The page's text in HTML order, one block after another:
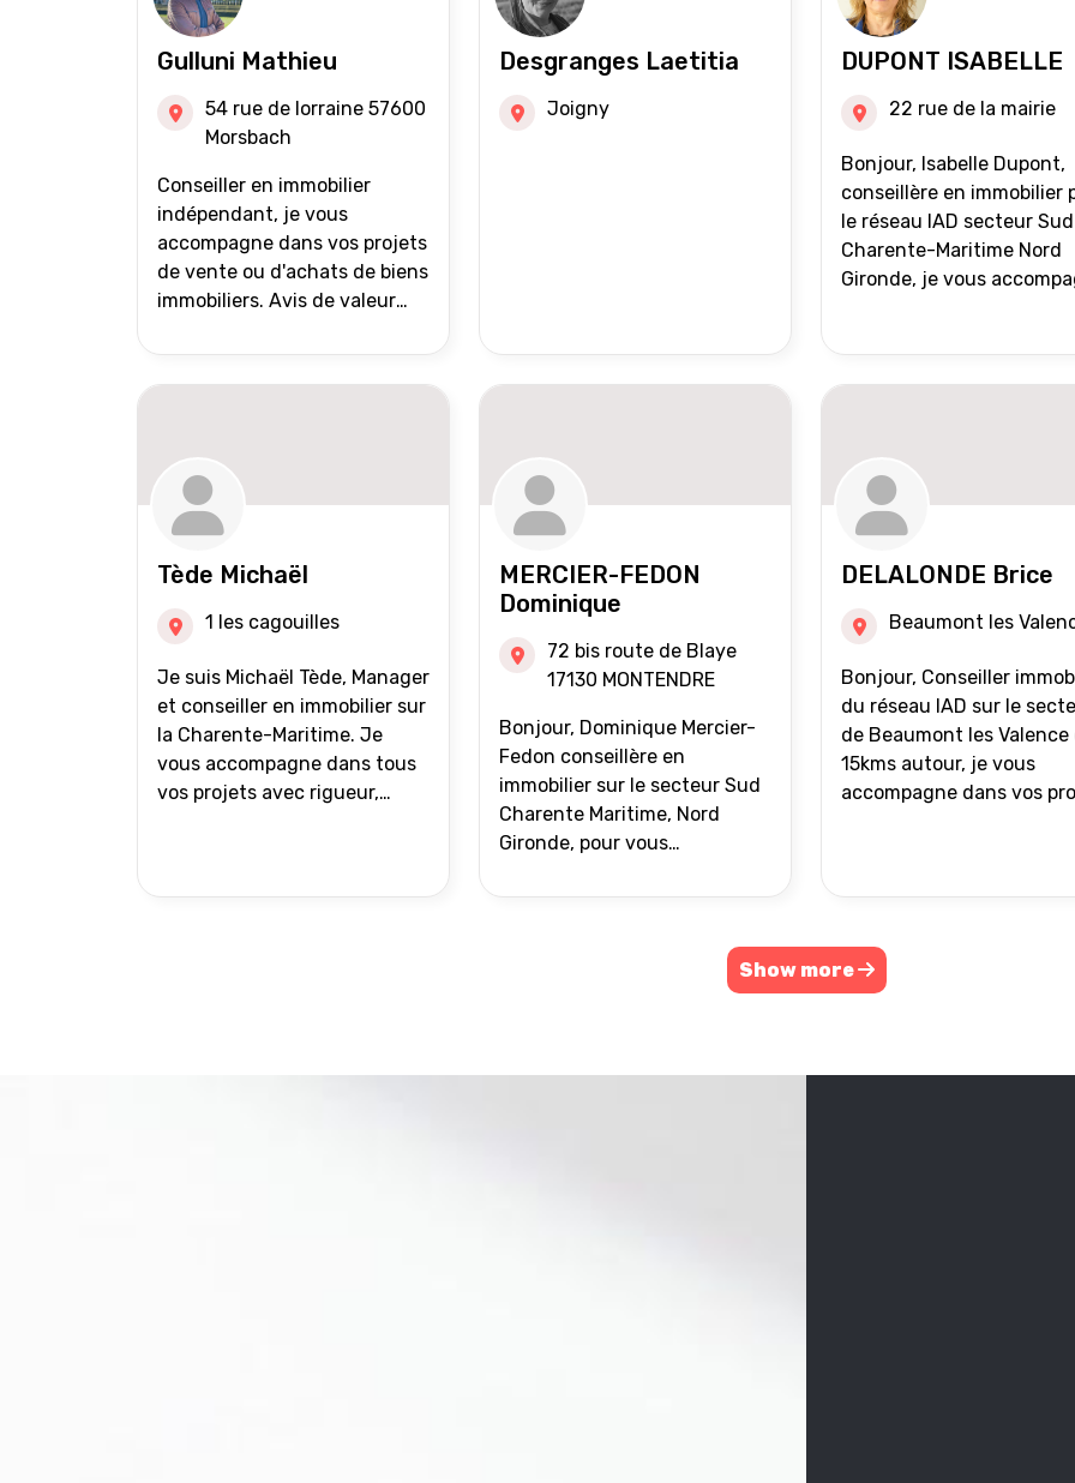
Gulluni Mathieu
54 rue de lorraine 57600
Morsbach
Conseiller en immobilier
indépendant, je vous
accompagne dans vos projets
de vente ou d'achats de biens
immobiliers. Avis de valeur
suivi personnalisés Mise en
avant du bien grâce à des
(niveau national et
international) Validation du
financement des acquéreurs
auprès de partenaires
financiers Portefeuille de
clients acquéreurs travaillé et
Vente en partage grâce au
réseau Iad France et Iad
Deutschland Inter agence
Desgranges Laetitia
Joigny
DUPONT ISABELLE
22 rue de la mairie
Bonjour, Isabelle Dupont,
conseillère en immobilier
le réseau IAD secteur Sud
Charente-Maritime Nord
Gironde, je vous
Tède Michaël
1 les cagouilles
Je suis Michaël Tède, Manager
et conseiller en immobilier sur
la Charente-Maritime. Je
vous accompagne dans tous
vos projets avec rigueur,
MERCIER-FEDON
Dominique
72 bis route de Blaye
17130 MONTENDRE
Bonjour, Dominique Mercier-
Fedon conseillère en
immobilier sur le secteur Sud
Charente Maritime, Nord
Gironde, pour vous
projets immobiliers.
DELALONDE Brice
Beaumont les
Bonjour, Conseiller immobilier
du réseau IAD sur le
de Beaumont les Valence
15kms autour, je vous
accompagne dans vos
Show more